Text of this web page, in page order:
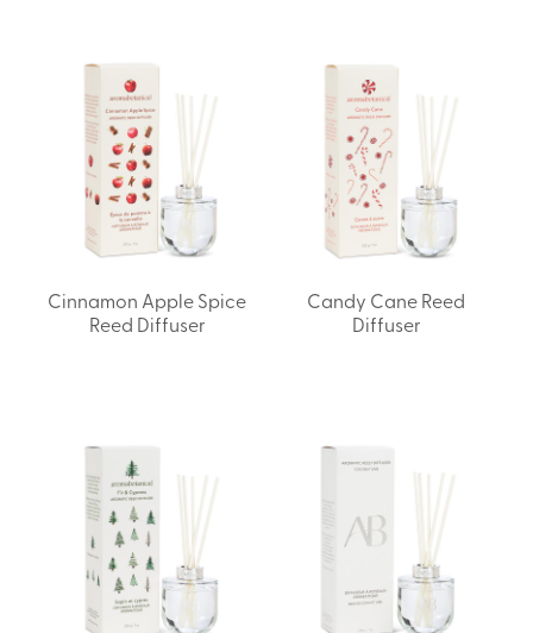
Cinnamon Apple Spice
Reed Diffuser
Candy Cane Reed
Diffuser